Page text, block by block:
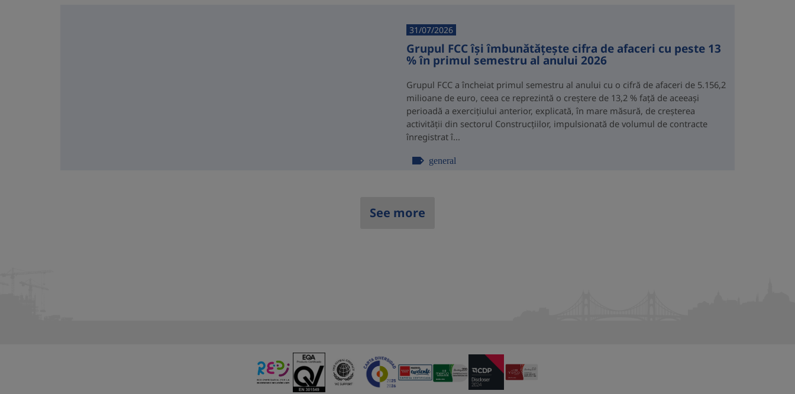
31/07/2026
Grupul FCC își îmbunătățește cifra de afaceri cu peste 13
% în primul semestru al anului 2026
Grupul FCC a încheiat primul semestru al anului cu o cifră de afaceri de 5.156,2
milioane de euro, ceea ce reprezintă o creștere de 13,2 % față de aceeași
perioadă a exercițiului anterior, explicată, în mare măsură, de creșterea
activității din sectorul Construcțiilor, impulsionată de volumul de contracte
înregistrat î...
general
See more